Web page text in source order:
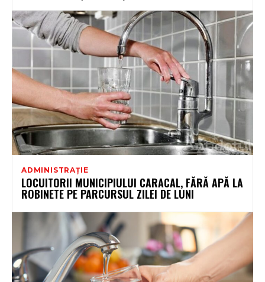
ADMINISTRAȚIE
LOCUITORII MUNICIPIULUI CARACAL, FĂRĂ APĂ LA
ROBINETE PE PARCURSUL ZILEI DE LUNI